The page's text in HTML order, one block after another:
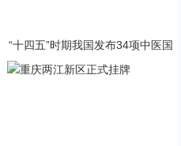
“十四五”时期我国发布34项中医国